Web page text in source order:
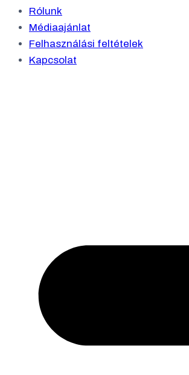
Rólunk
Médiaajánlat
Felhasználási feltételek
Kapcsolat